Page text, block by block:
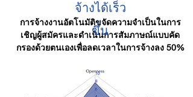
การจ้างงานอัตโนมัติขจัดความจำเป็นในการ
เชิญผู้สมัครและดำเนินการสัมภาษณ์แบบคัด
กรองด้วยตนเองเพื่อลดเวลาในการจ้างลง 50%
จ้างได้เร็ว
ขึ้น